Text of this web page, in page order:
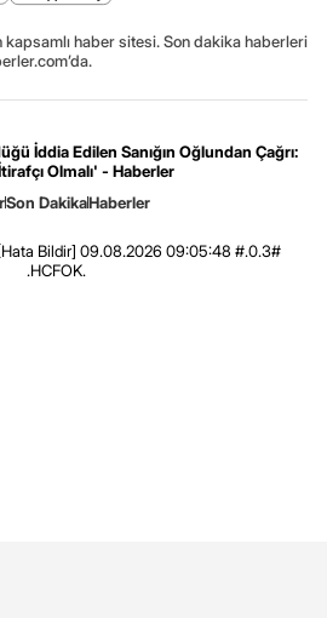
kapsamlı haber sitesi. Son dakika haberleri
İddia Edilen Sanığın Oğlundan Çağrı:
Olmalı' - Haberler
Son DakikaHaberler
[Hata Bildir] 09.08.2026 09:05:48 #.0.3#
.HCFOK.